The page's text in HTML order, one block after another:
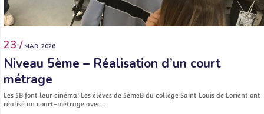
23 / MAR. 2026
Niveau 5ème – Réalisation d’un court
métrage
Les 5B font leur cinéma! Les élèves de 5èmeB du collège Saint Louis de Lorient ont
réalisé un court-métrage avec…